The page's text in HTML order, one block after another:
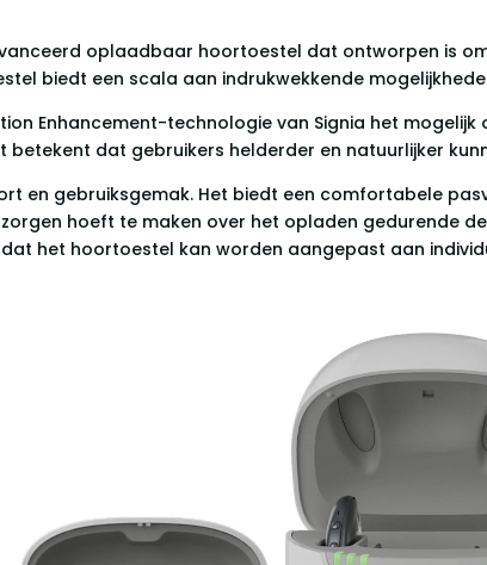
oplaadbaar hoortoestel dat ontworpen is
biedt een scala aan indrukwekkende
Enhancement-technologie van Signia het
betekent dat gebruikers helderder en natuurlijker
en gebruiksgemak. Het biedt een comfortabele
hoeft te maken over het opladen gedurende
het hoortoestel kan worden aangepast aan